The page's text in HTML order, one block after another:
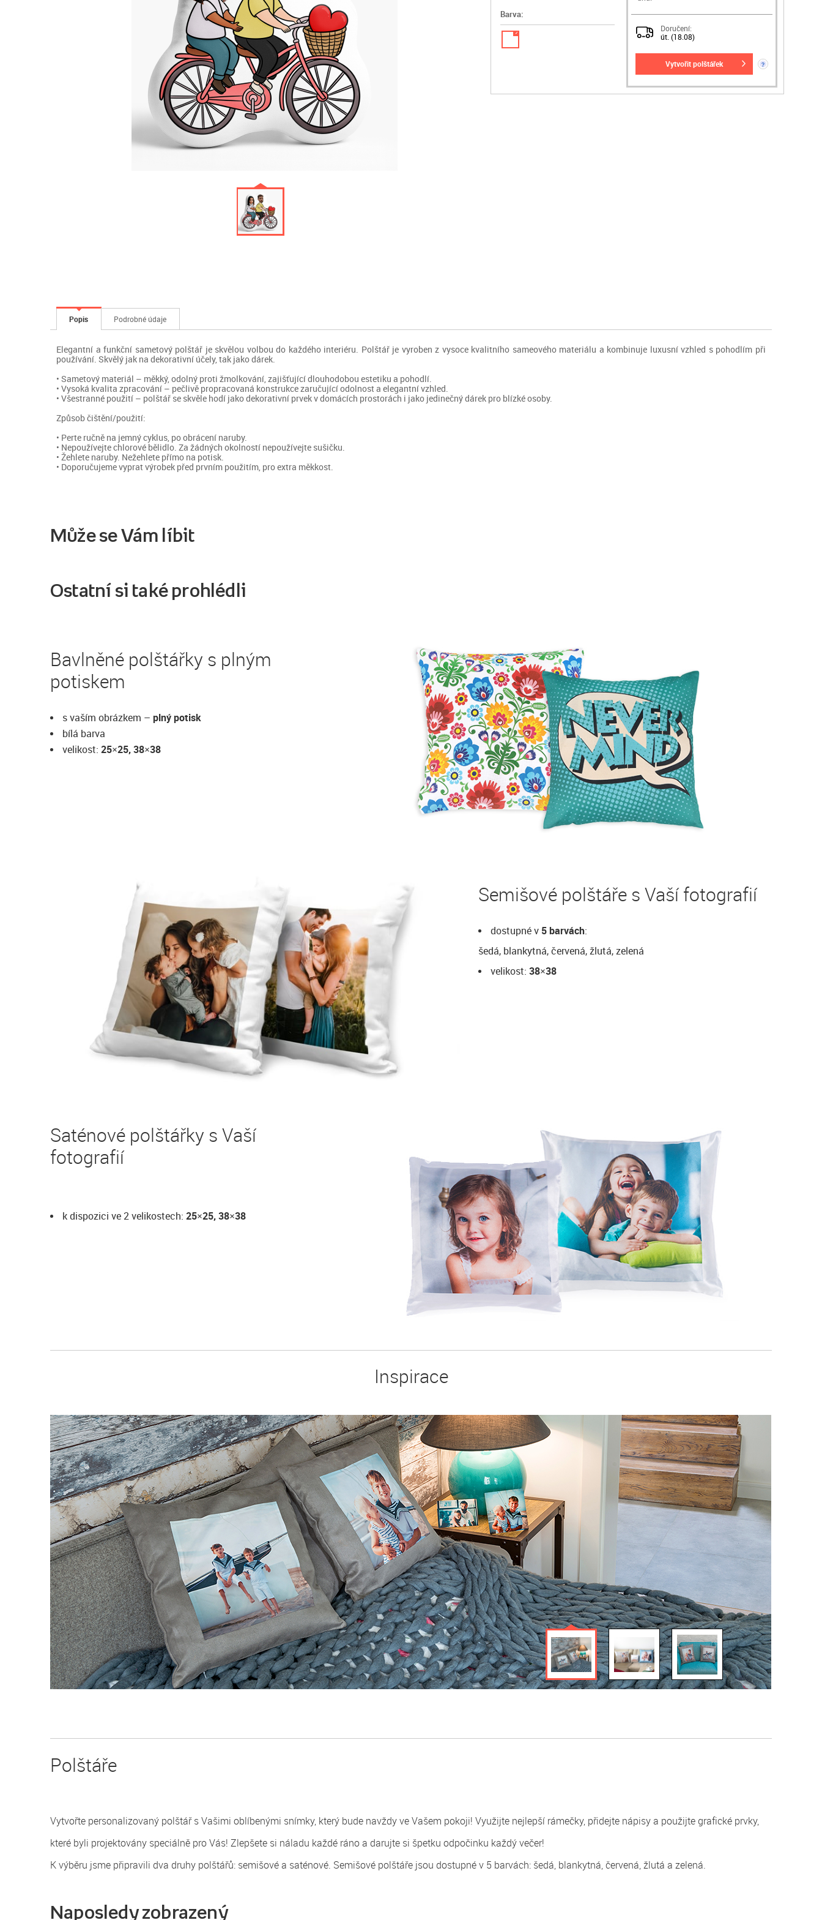
Barva:
✓
Doručení:
út. (18.08)
vytvořit polštářek ?
Popis Podrobné údaje
Elegantní a funkční sametový polštář je skvělou volbou do každého interiéru. Polštář je vyroben z vysoce kvalitního sameového materiálu a kombinuje luxusní vzhled s pohodlím při
používání. Skvělý jak na dekorativní účely, tak jako dárek.
• Sametový materiál – měkký, odolný proti žmolkování, zajišťující dlouhodobou estetiku a pohodlí.
• Vysoká kvalita zpracování – pečlivě propracovaná konstrukce zaručující odolnost a elegantní vzhled.
• Všestranné použití – polštář se skvěle hodí jako dekorativní prvek v domácích prostorách i jako jedinečný dárek pro blízké osoby.
Způsob čištění/použití:
• Perte ručně na jemný cyklus, po obrácení naruby.
• Nepoužívejte chlorové bělidlo. Za žádných okolností nepoužívejte sušičku.
• Žehlete naruby. Nežehlete přímo na potisk.
• Doporučujeme vyprat výrobek před prvním použitím, pro extra měkkost.
Může se Vám líbit
Ostatní si také prohlédli
Bavlněné polštářky s plným
potiskem
s vaším obrázkem – plný potisk
bílá barva
velikost: 25×25, 38×38
Semišové polštáře s Vaší fotografií
dostupné v 5 barvách:
šedá, blankytná, červená, žlutá, zelená
velikost: 38×38
Saténové polštářky s Vaší
fotografií
k dispozici ve 2 velikostech: 25×25, 38×38
Inspirace
Polštáře
Vytvořte personalizovaný polštář s Vašimi oblíbenými snímky, který bude navždy ve Vašem pokoji! Využijte nejlepší rámečky, přidejte nápisy a použijte grafické prvky,
které byli projektovány speciálně pro Vás! Zlepšete si náladu každé ráno a darujte si špetku odpočinku každý večer!
K výběru jsme připravili dva druhy polštářů: semišové a saténové. Semišové polštáře jsou dostupné v 5 barvách: šedá, blankytná, červená, žlutá a zelená.
Naposledy zobrazený